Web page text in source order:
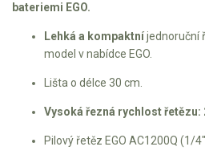
Elektrocentrály
Štěpkovače a drtiče
Elektrické skútry
Elektrické tříkolky
bateriemi EGO.
Lehká a kompaktníjednoruční
model v nabídce EGO.
Lišta o délce 30 cm.
Vysoká řezná rychlost řetězu:
Pilový řetěz EGO AC1200Q (1/